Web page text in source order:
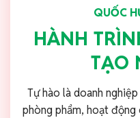
QUỐC
HÀNH
TẠO
Tự hào là doanh
phòng phẩm, hoạt